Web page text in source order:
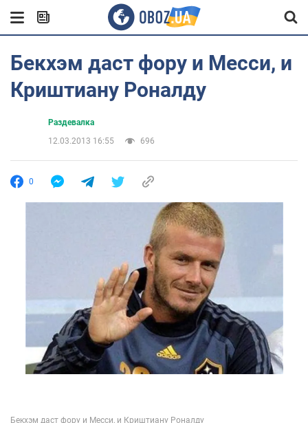
Бекхэм даст фору и Месси, и
Криштиану Роналду
Раздевалка
12.03.2013 16:55
696
0